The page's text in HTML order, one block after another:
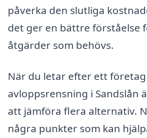
påverka den slutliga
det ger en bättre förståelse
åtgärder som behövs.
När du letar efter ett
avloppsrensning i Sandslån
att jämföra flera alternativ.
några punkter som kan